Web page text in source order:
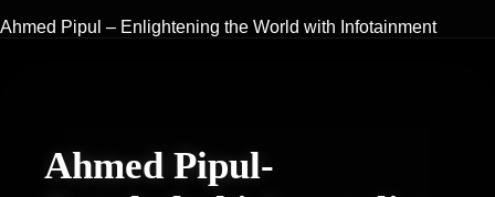
Ahmed Pipul – Enlightening the World with Infotainment
Ahmed Pipul-